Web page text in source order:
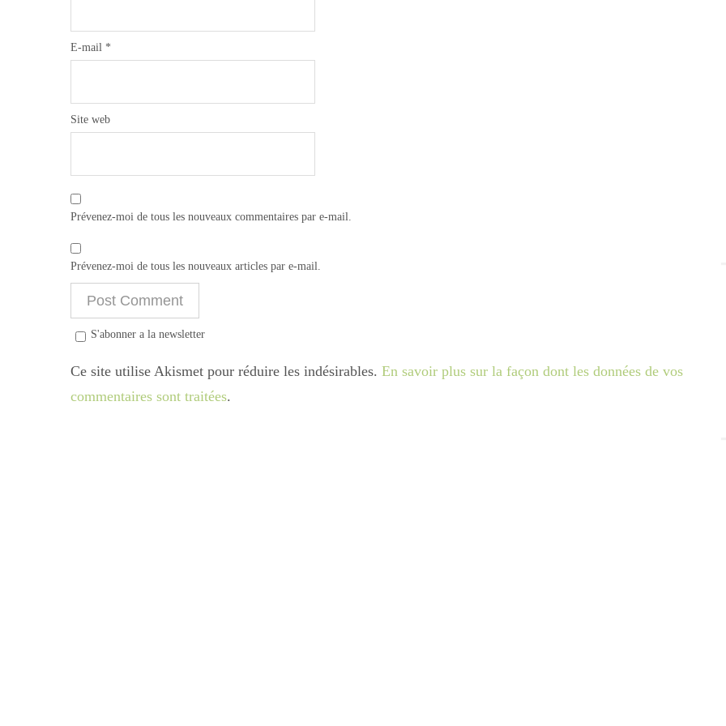
E-mail *
Site web
Prévenez-moi de tous les nouveaux commentaires par e-mail.
Prévenez-moi de tous les nouveaux articles par e-mail.
S'abonner a la newsletter
Ce site utilise Akismet pour réduire les indésirables. En savoir plus sur la façon dont les données de vos
commentaires sont traitées.